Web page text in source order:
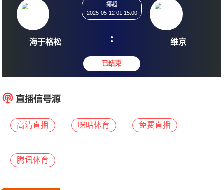
海于格松
2025-05-12 01:15:00
: 维
高清直播 咪咕体育 免费直播
腾讯体育